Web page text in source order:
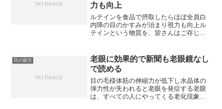
力も向上
ルテインを食品で摂取したらほぼ全員白
内障の目のかすみが治まり視力も向上ル
テインという物質を、皆さんはご存じで
ソウ、ブロッコリー、ケール、パセリな
どの緑黄色野菜に多く含ま...
目の疲労
老眼に効果的で新聞も老眼鏡なし
で読める
目の毛様体筋の伸縮力が低下し水晶体の
弾力性が失われると老眼を発症する老眼
は、すべての人にやってくる老化現象。